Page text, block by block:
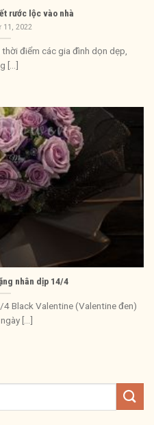
rước lộc vào nhà
11, 2022
điểm các gia đình dọn dẹp,
[...]
nhân dịp 14/4
Black Valentine (Valentine đen)
[...]